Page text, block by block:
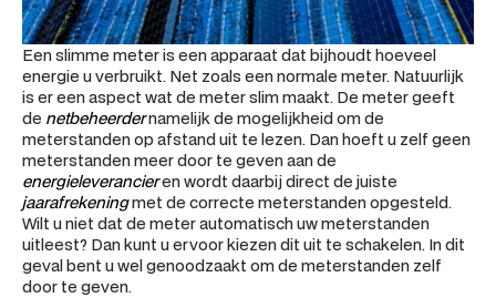
Een slimme meter is een apparaat dat bijhoudt hoeveel
energie u verbruikt. Net zoals een normale meter. Natuurlijk
is er een aspect wat de meter slim maakt. De meter geeft
de netbeheerder namelijk de mogelijkheid om de
meterstanden op afstand uit te lezen. Dan hoeft u zelf geen
energieleverancier
jaarafrekening met de correcte meterstanden opgesteld.
Wilt u niet dat de meter automatisch uw meterstanden
uitleest? Dan kunt u ervoor kiezen dit uit te schakelen. In dit
geval bent u wel genoodzaakt om de meterstanden zelf
door te geven.